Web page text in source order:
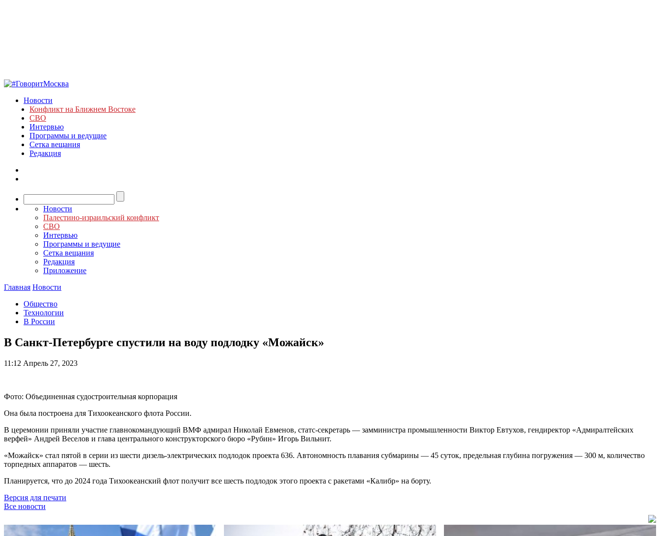
Новости
Конфликт на Ближнем Востоке
СВО
Интервью
Программы и ведущие
Сетка вещания
Редакция
Новости
Палестино-израильский конфликт
СВО
Интервью
Программы и ведущие
Сетка вещания
Редакция
Приложение
Главная Новости
Общество
Технологии
В России
В Санкт-Петербурге спустили на воду подлодку «Можайск»
11:12 Апрель 27, 2023
Фото: Объединенная судостроительная корпорация
Она была построена для Тихоокеанского флота России.
В церемонии приняли участие главнокомандующий ВМФ адмирал Николай Евменов, статс-секретарь — замминистра промышленности Виктор Евтухов, гендиректор «Адмиралтейских
верфей» Андрей Веселов и глава центрального конструкторского бюро «Рубин» Игорь Вильнит.
«Можайск» стал пятой в серии из шести дизель-электрических подлодок проекта 636. Автономность плавания субмарины — 45 суток, предельная глубина погружения — 300 м, количество
торпедных аппаратов — шесть.
Планируется, что до 2024 года Тихоокеанский флот получит все шесть подлодок этого проекта с ракетами «Калибр» на борту.
Версия для печати
Все новости